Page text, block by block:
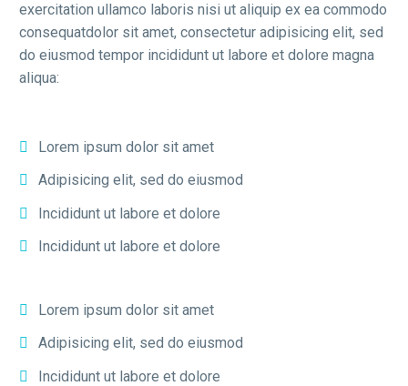
exercitation ullamco laboris nisi ut aliquip ex ea commodo
consequatdolor sit amet, consectetur adipisicing elit, sed
do eiusmod tempor incididunt ut labore et dolore magna
aliqua:
Lorem ipsum dolor sit amet
Adipisicing elit, sed do eiusmod
Incididunt ut labore et dolore
Incididunt ut labore et dolore
Lorem ipsum dolor sit amet
Adipisicing elit, sed do eiusmod
Incididunt ut labore et dolore